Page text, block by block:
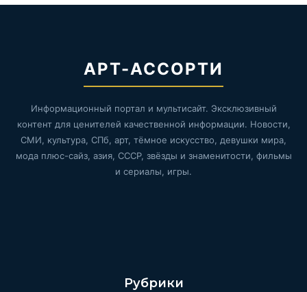
АРТ-АССОРТИ
Информационный портал и мультисайт. Эксклюзивный
контент для ценителей качественной информации. Новости,
СМИ, культура, СПб, арт, тёмное искусство, девушки мира,
мода плюс-сайз, азия, СССР, звёзды и знаменитости, фильмы
и сериалы, игры.
Рубрики